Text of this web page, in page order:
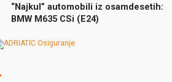
“Najkul” automobili iz osamdesetih:
BMW M635 CSi (E24)